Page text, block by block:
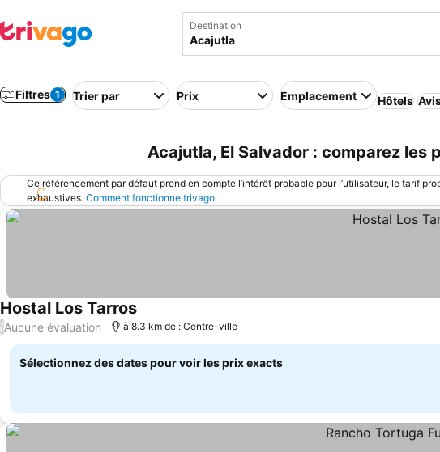
Destination
Filtres 1 Trier par Prix Emplacement Hôtels
Acajutla, El Salvador : comparez les
Ce référencement par défaut prend en compte l’intérêt probable pour l’utilisateur, le tarif
exhaustives. Comment fonctionne trivago
Hostal Los TarrosConsulter les prix
/Aucune évaluation à 8.3 km de : Centre-ville
Sélectionnez des dates pour voir les prix exacts